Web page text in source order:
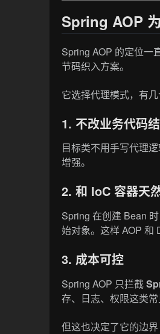
Spring AOP
Spring AOP 的定位一
节码织入方案。
它选择代理模式，有几
1. 不改业务代码
目标类不用手写代理
增强。
2. 和 IoC 容器天
Spring 在创建 Bean
始对象。这样 AOP 和
3. 成本可控
Spring AOP 只拦截
存、日志、权限这类常
但这也决定了它的边